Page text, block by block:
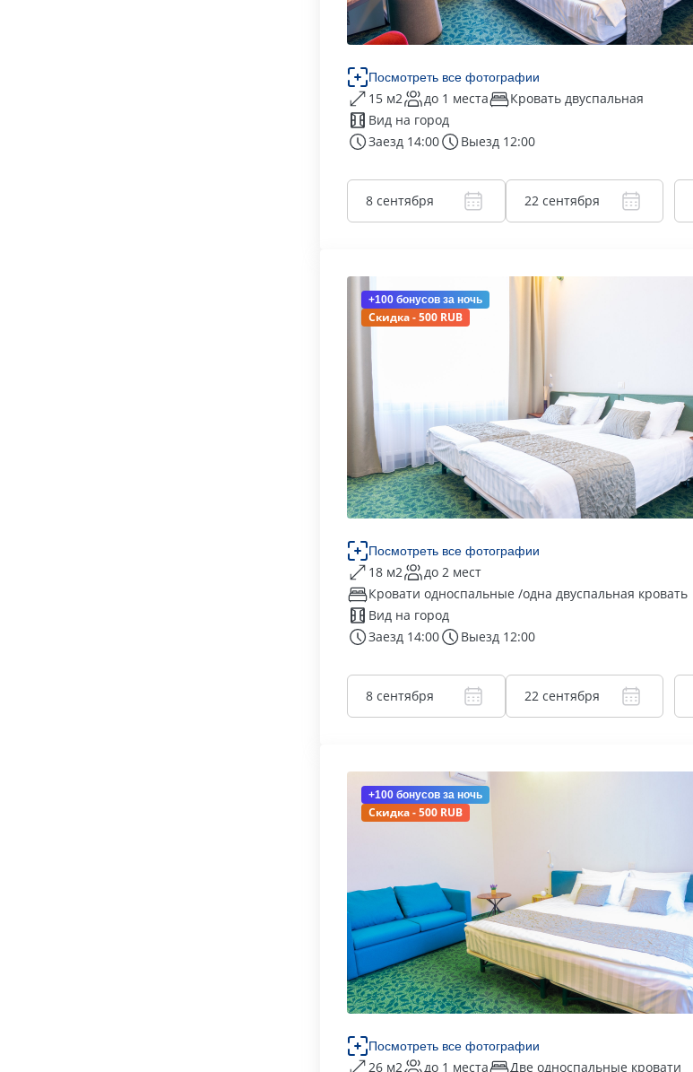
Посмотреть все фотографии
15 м2 до 1 места
Кровать двуспальная
Вид на город
Заезд 14:00
Выезд 12:00
8 сентября 22 сентября
+100 бонусов за ночь
Скидка - 500 RUB
Посмотреть все фотографии
18 м2
до 2 мест
Кровати односпальные /одна двуспальная кровать
Вид на город
Заезд 14:00
Выезд 12:00
8 сентября 22 сентября
+100 бонусов за ночь
Скидка - 500 RUB
Посмотреть все фотографии
26 м2 до 1 места Две односпальные кровати